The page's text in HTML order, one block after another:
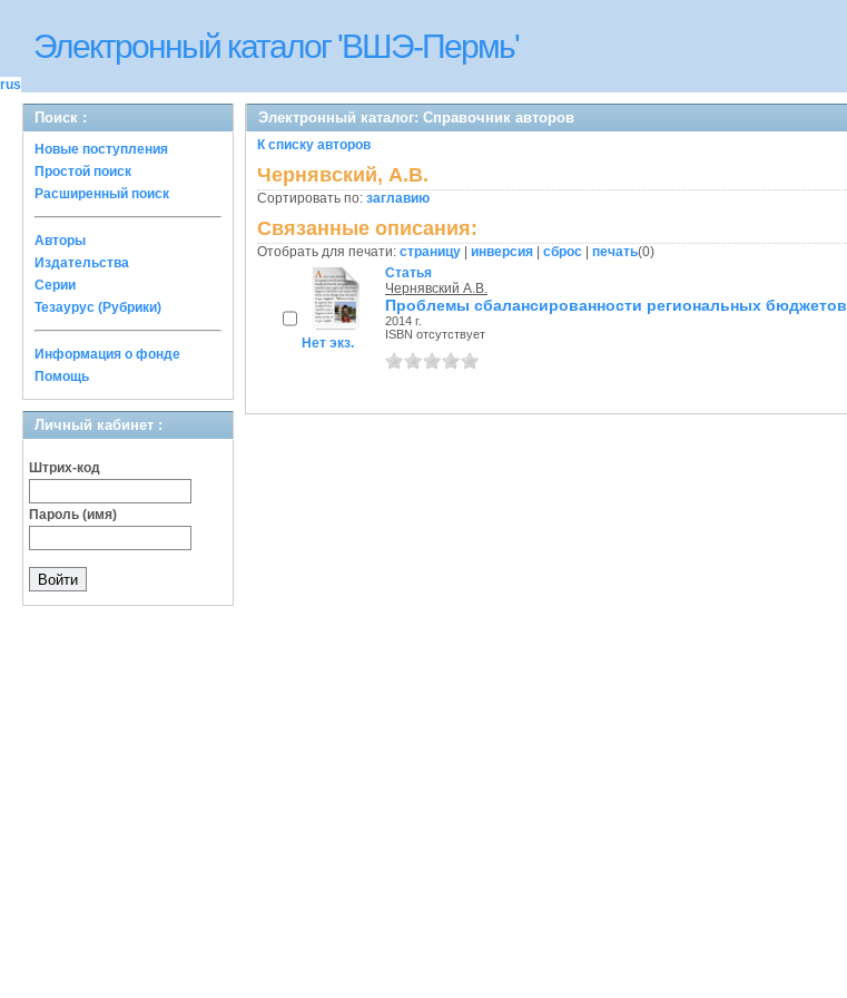
Электронный каталог 'ВШЭ-Пермь'
rus
Поиск :
Новые поступления
Простой поиск
Расширенный поиск
Авторы
Издательства
Серии
Тезаурус (Рубрики)
Информация о фонде
Помощь
Личный кабинет :
Штрих-код
Пароль (имя)
Электронный каталог: Справочник авторов
К списку авторов
Чернявский, А.В.
Сортировать по: заглавию
Связанные описания:
Отобрать для печати: страницу инверсия сброс печать(0)
Нет экз.
Статья
Чернявский А.В.
Проблемы сбалансированности региональных бюджетов
2014 г.
ISBN отсутствует